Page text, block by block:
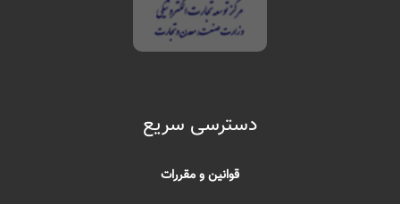
دسترسی سریع
قوانین و مقررات